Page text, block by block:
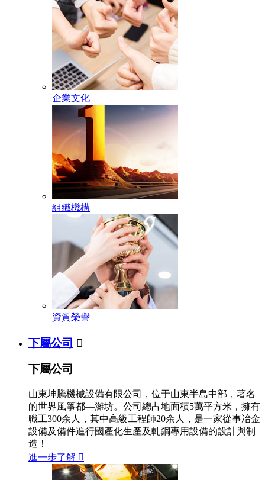
企業文化
組織機構
資質榮譽
下屬公司 
下屬公司
山東坤騰機械設備有限公司，位于山東半島中部，著名
的世界風箏都—濰坊。公司總占地面積5萬平方米，擁有
職工300余人，其中高級工程師20余人，是一家從事冶金
設備及備件進行國產化生產及軋鋼專用設備的設計與制
造！
進一步了解 